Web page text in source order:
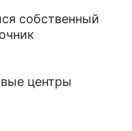
собственный
центры